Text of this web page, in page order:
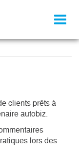
clients prêts à
autobiz.
lors des